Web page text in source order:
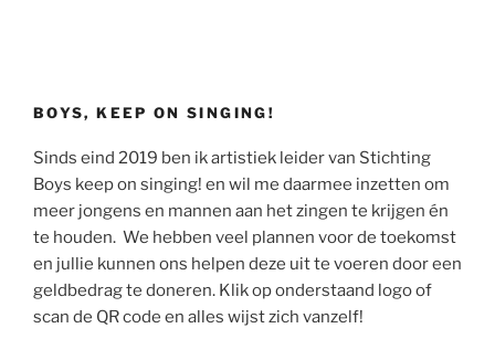
BOYS, KEEP ON SINGING!
Sinds eind 2019 ben ik artistiek leider van Stichting
Boys keep on singing! en wil me daarmee inzetten om
meer jongens en mannen aan het zingen te krijgen én
te houden. We hebben veel plannen voor de toekomst
en jullie kunnen ons helpen deze uit te voeren door een
geldbedrag te doneren. Klik op onderstaand logo of
scan de QR code en alles wijst zich vanzelf!